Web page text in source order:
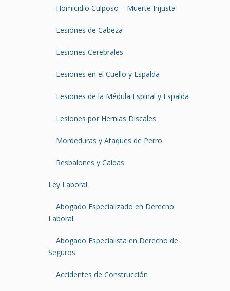
Homicidio Culposo – Muerte Injusta
Lesiones de Cabeza
Lesiones Cerebrales
Lesiones en el Cuello y Espalda
Lesiones de la Médula Espinal y Espalda
Lesiones por Hernias Discales
Mordeduras y Ataques de Perro
Resbalones y Caídas
Ley Laboral
Abogado Especializado en Derecho
Laboral
Abogado Especialista en Derecho de
Seguros
Accidentes de Construcción